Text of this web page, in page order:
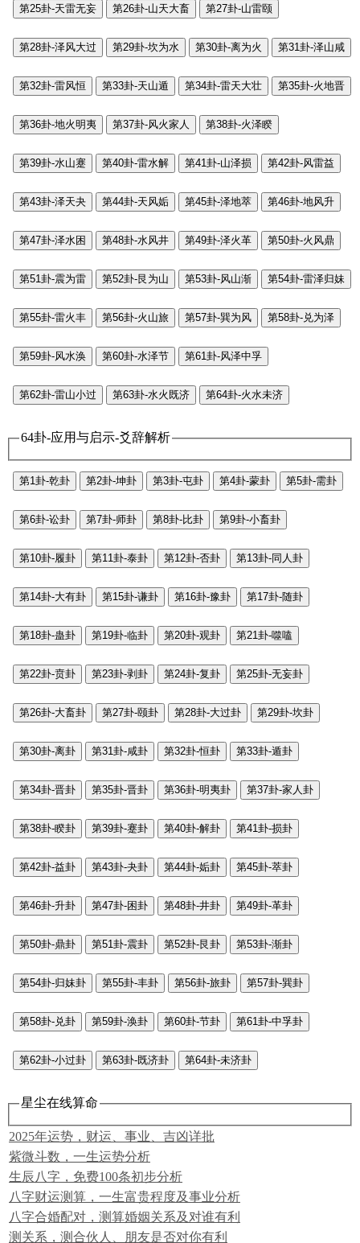
第25卦-天雷无妄 第26卦-山天大畜 第27卦-山雷颐
第28卦-泽风大过 第29卦-坎为水 第30卦-离为火 第31卦-泽山咸
第32卦-雷风恒 第33卦-天山遁 第34卦-雷天大壮 第35卦-火地晋
第36卦-地火明夷 第37卦-风火家人 第38卦-火泽睽
第39卦-水山蹇 第40卦-雷水解 第41卦-山泽损 第42卦-风雷益
第43卦-泽天夬 第44卦-天风姤 第45卦-泽地萃 第46卦-地风升
第47卦-泽水困 第48卦-水风井 第49卦-泽火革 第50卦-火风鼎
第51卦-震为雷 第52卦-艮为山 第53卦-风山渐 第54卦-雷泽归妹
第55卦-雷火丰 第56卦-火山旅 第57卦-巽为风 第58卦-兑为泽
第59卦-风水涣 第60卦-水泽节 第61卦-风泽中孚
第62卦-雷山小过 第63卦-水火既济 第64卦-火水未济
64卦-应用与启示-爻辞解析
第1卦-乾卦 第2卦-坤卦 第3卦-屯卦 第4卦-蒙卦 第5卦-需卦
第6卦-讼卦 第7卦-师卦 第8卦-比卦 第9卦-小畜卦
第10卦-履卦 第11卦-泰卦 第12卦-否卦 第13卦-同人卦
第14卦-大有卦 第15卦-谦卦 第16卦-豫卦 第17卦-随卦
第18卦-蛊卦 第19卦-临卦 第20卦-观卦 第21卦-噬嗑
第22卦-贲卦 第23卦-剥卦 第24卦-复卦 第25卦-无妄卦
第26卦-大畜卦 第27卦-颐卦 第28卦-大过卦 第29卦-坎卦
第30卦-离卦 第31卦-咸卦 第32卦-恒卦 第33卦-遁卦
第34卦-晋卦 第35卦-晋卦 第36卦-明夷卦 第37卦-家人卦
第38卦-睽卦 第39卦-蹇卦 第40卦-解卦 第41卦-损卦
第42卦-益卦 第43卦-夬卦 第44卦-姤卦 第45卦-萃卦
第46卦-升卦 第47卦-困卦 第48卦-井卦 第49卦-革卦
第50卦-鼎卦 第51卦-震卦 第52卦-艮卦 第53卦-渐卦
第54卦-归妹卦 第55卦-丰卦 第56卦-旅卦 第57卦-巽卦
第58卦-兑卦 第59卦-涣卦 第60卦-节卦 第61卦-中孚卦
第62卦-小过卦 第63卦-既济卦 第64卦-未济卦
星尘在线算命
2025年运势，财运、事业、吉凶详批
紫微斗数，一生运势分析
生辰八字，免费100条初步分析
八字财运测算，一生富贵程度及事业分析
八字合婚配对，测算婚姻关系及对谁有利
测关系，测合伙人、朋友是否对你有利